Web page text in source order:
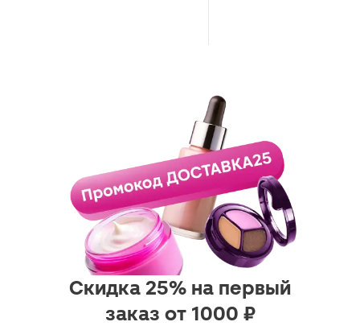
Скидка 25% на первый
заказ от 1000 ₽